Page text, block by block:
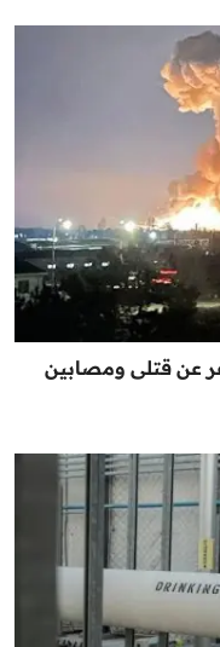
عن قتلى ومصابين